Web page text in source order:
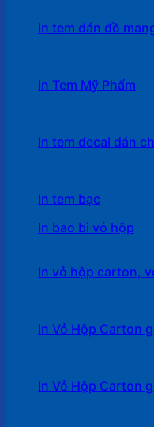
In tem dán đồ
In Tem Mỹ Phẩm
In tem decal dán
In tem bạc
In bao bì vỏ hộp
In vỏ hộp carton,
In Vỏ Hộp Carton
In Vỏ Hộp Carton